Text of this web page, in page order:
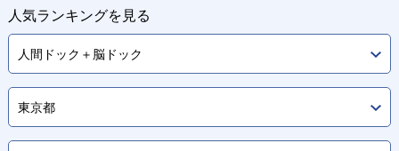
人気ランキングを見る